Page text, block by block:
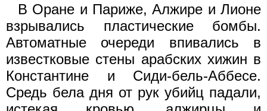
В Оране и Париже, Алжире и Лионе
взрывались пластические бомбы.
Автоматные очереди впивались в
известковые стены арабских хижин в
Константине и Сиди-бель-Аббесе.
Средь бела дня от рук убийц падали,